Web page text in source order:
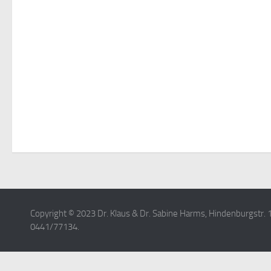
Copyright © 2023 Dr. Klaus & Dr. Sabine Harms, Hindenburgstr.
0441/77134.